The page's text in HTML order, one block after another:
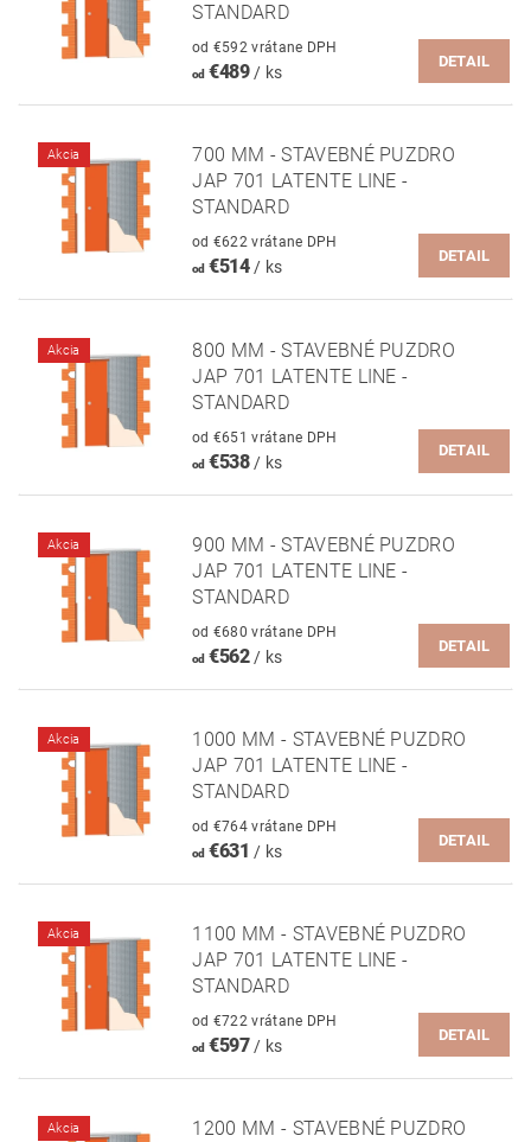
STANDARD
od €592 vrátane DPH
od€489/ ks
DETAIL
Akcia
700 MM - STAVEBNÉ PUZDRO
JAP 701 LATENTE LINE -
STANDARD
od €622 vrátane DPH
od€514/ ks
DETAIL
Akcia
800 MM - STAVEBNÉ PUZDRO
JAP 701 LATENTE LINE -
STANDARD
od €651 vrátane DPH
od€538 / ks
DETAIL
Akcia
900 MM - STAVEBNÉ PUZDRO
JAP 701 LATENTE LINE -
STANDARD
od €680 vrátane DPH
od€562 / ks
DETAIL
Akcia
1000 MM - STAVEBNÉ PUZDRO
JAP 701 LATENTE LINE -
STANDARD
od €764 vrátane DPH
od€631 / ks
DETAIL
Akcia
1100 MM - STAVEBNÉ PUZDRO
JAP 701 LATENTE LINE -
STANDARD
od €722 vrátane DPH
od€597 / ks
DETAIL
Akcia
1200 MM - STAVEBNÉ PUZDRO